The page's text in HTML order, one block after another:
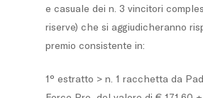
e casuale dei n. 3 vincitori
riserve) che si aggiudicheranno
premio consistente in:
1° estratto > n. 1 racchetta da